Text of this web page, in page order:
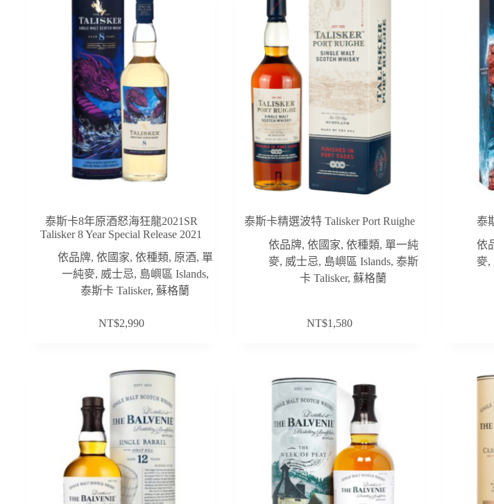
泰斯卡8年原酒怒海狂龍2021SR
Talisker 8 Year Special Release 2021
依品牌, 依國家, 依種類, 原酒, 單
一純麥, 威士忌, 島嶼區 Islands,
泰斯卡 Talisker,蘇格蘭
NT$2,990
泰斯卡精選波特 Talisker Port Ruighe
依品牌, 依國家, 依種類, 單一純
麥, 威士忌, 島嶼區 Islands, 泰斯
卡 Talisker,蘇格蘭
NT$1,580
泰
依
麥,